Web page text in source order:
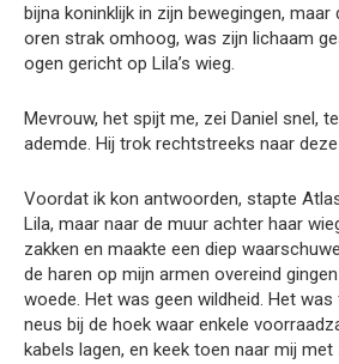
bijna koninklijk in zijn bewegingen,
oren strak omhoog, was zijn lichaam
ogen gericht op Lila’s wieg.
Mevrouw, het spijt me, zei Daniel snel,
ademde. Hij trok rechtstreeks naar
Voordat ik kon antwoorden, stapte
Lila, maar naar de muur achter haar
zakken en maakte een diep
de haren op mijn armen overeind
woede. Het was geen wildheid. Het
neus bij de hoek waar enkele
kabels lagen, en keek toen naar mij